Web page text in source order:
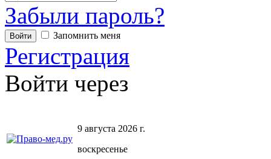
Забыли пароль?
Запомнить меня
Регистрация
Войти через
9 августа 2026 г.
воскресенье